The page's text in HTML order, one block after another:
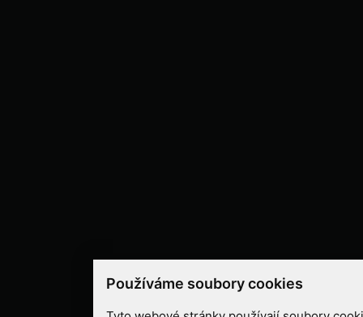
Používáme soubory cookies